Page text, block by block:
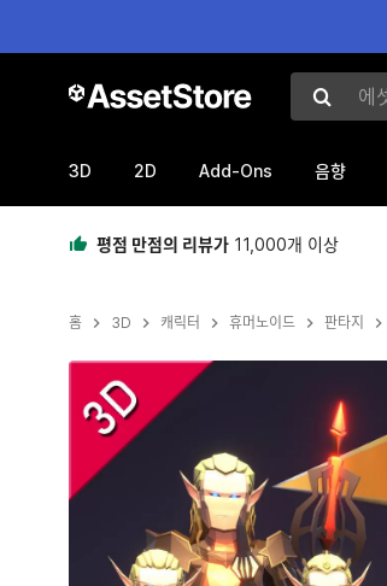
에셋 검색
3D 2D Add-Ons 음향
평점 만점의 리뷰가 11,000개 이상
홈 3D 캐릭터 휴머노이드 판타지
현재 슬라이드: 1 / 12